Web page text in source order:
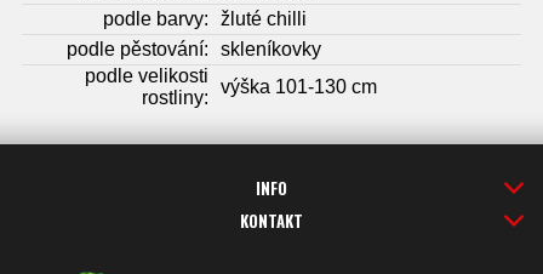
podle barvy:
žluté chilli
podle pěstování:
skleníkovky
podle velikosti
rostliny:
výška 101-130 cm
INFO
KONTAKT